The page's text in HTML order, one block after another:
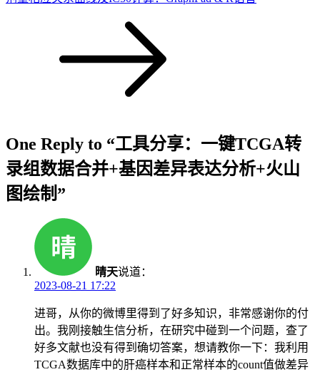
One Reply to “工具分享：一键TCGA转
录组数据合并+基因差异表达分析+火山
图绘制”
晴天说道：
2023-08-21 17:22
进哥，从你的微博里得到了好多知识，非常感谢你的付
出。我刚接触生信分析，在研究中碰到一个问题，查了
好多文献也没有得到确切答案，想请教你一下：我利用
TCGA数据库中的肝癌样本和正常样本的count值做差异